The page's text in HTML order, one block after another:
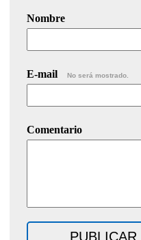
Nombre
E-mail No será mostrado.
Comentario